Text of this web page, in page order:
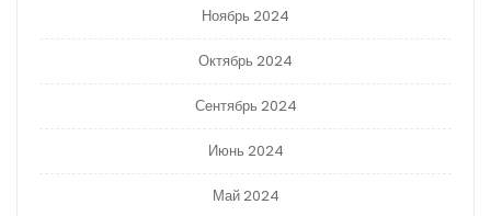
Ноябрь 2024
Октябрь 2024
Сентябрь 2024
Июнь 2024
Май 2024